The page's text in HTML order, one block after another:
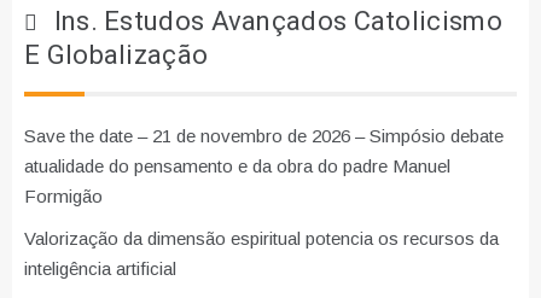
Ins. Estudos Avançados Catolicismo
E Globalização
Save the date – 21 de novembro de 2026 – Simpósio debate
atualidade do pensamento e da obra do padre Manuel
Formigão
Valorização da dimensão espiritual potencia os recursos da
inteligência artificial